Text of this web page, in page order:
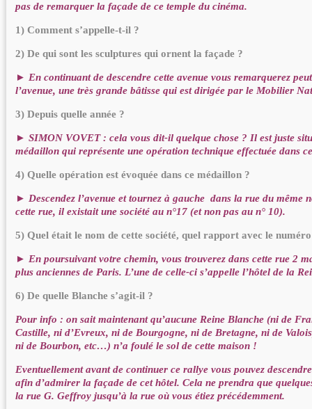
pas de remarquer la façade de ce temple du cinéma.
1) Comment s’appelle-t-il ?
2) De qui sont les sculptures qui ornent la façade ?
► En continuant de descendre cette avenue vous remarquerez
l’avenue, une très grande bâtisse qui est dirigée par le Mobilier
3) Depuis quelle année ?
► SIMON VOVET : cela vous dit-il quelque chose ? Il est juste
médaillon qui représente une opération technique effectuée dans
4) Quelle opération est évoquée dans ce médaillon ?
► Descendez l’avenue et tournez à gauche dans la rue du même
cette rue, il existait une société au n°17 (et non pas au n° 10).
5) Quel était le nom de cette société, quel rapport avec le
► En poursuivant votre chemin, vous trouverez dans cette rue 2
plus anciennes de Paris. L’une de celle-ci s’appelle l’hôtel de la
6) De quelle Blanche s’agit-il ?
Pour info : on sait maintenant qu’aucune Reine Blanche (ni de
Castille, ni d’Evreux, ni de Bourgogne, ni de Bretagne, ni de
ni de Bourbon, etc…) n’a foulé le sol de cette maison !
Eventuellement avant de continuer ce rallye vous pouvez
afin d’admirer la façade de cet hôtel. Cela ne prendra que
la rue G. Geffroy jusqu’à la rue où vous étiez précédemment.